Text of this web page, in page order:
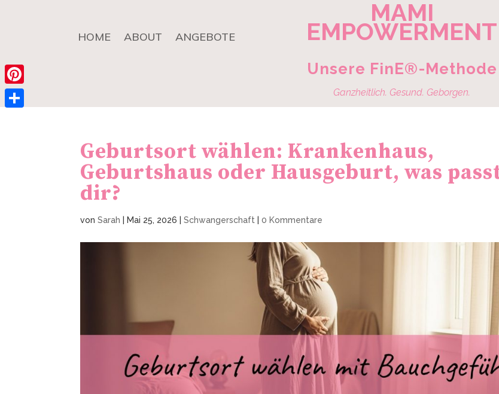
HOME ABOUT ANGEBOTE
MAMI
EMPOWERMENT
Unsere FinE®-Methode
Ganzheitlich. Gesund. Geborgen.
Geburtsort wählen: Krankenhaus,
Geburtshaus oder Hausgeburt, was
dir?
vonSarah |Mai 25, 2026 |Schwangerschaft |0 Kommentare
Pinterest